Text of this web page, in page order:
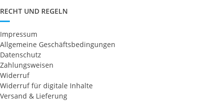
RECHT UND REGELN
Impressum
Allgemeine Geschäftsbedingungen
Datenschutz
Zahlungsweisen
Widerruf
Widerruf für digitale Inhalte
Versand & Lieferung